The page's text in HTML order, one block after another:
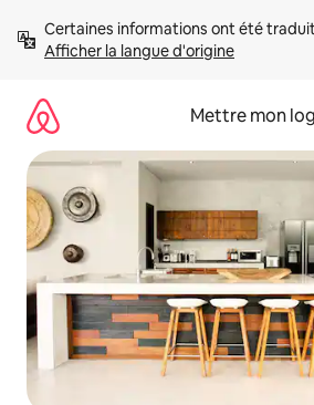
directement
Afficher la langue d'origine
Mettre mon